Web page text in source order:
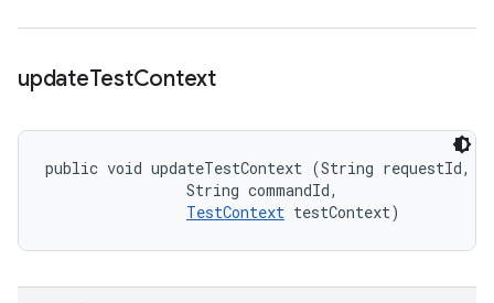
updateTestContext
public void updateTestContext (String requestId,
                String commandId,
TestContext testContext)